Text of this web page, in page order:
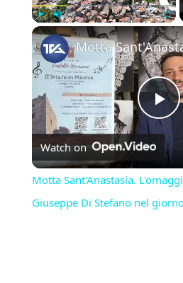
Play Unmute
Watch on
Motta Sant'Anastasia.
Giuseppe Di Stefano nel